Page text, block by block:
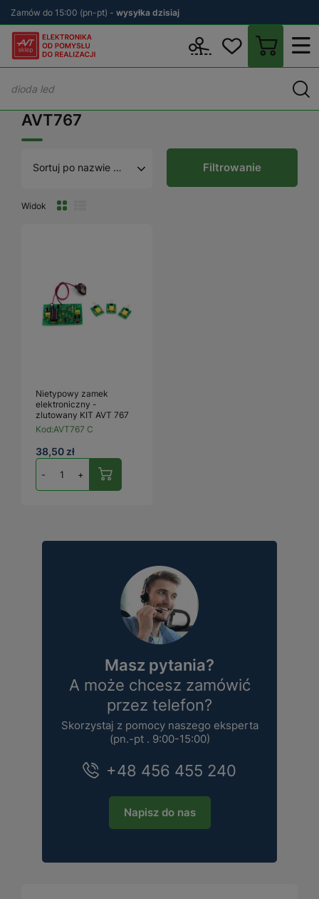
Zamów do 15:00 (pn-pt) - wysyłka dzisiaj
AVT767
Sortuj po nazwie A - Z
Widok
Filtrowanie
Nietypowy zamek
elektroniczny -
zlutowany KIT AVT 767
Kod:AVT767 C
38,50 zł
- +
Masz pytania?
A może chcesz zamówić
przez telefon?
Skorzystaj z pomocy naszego eksperta
(pn.-pt . 9:00-15:00)
+48 456 455 240
Napisz do nas